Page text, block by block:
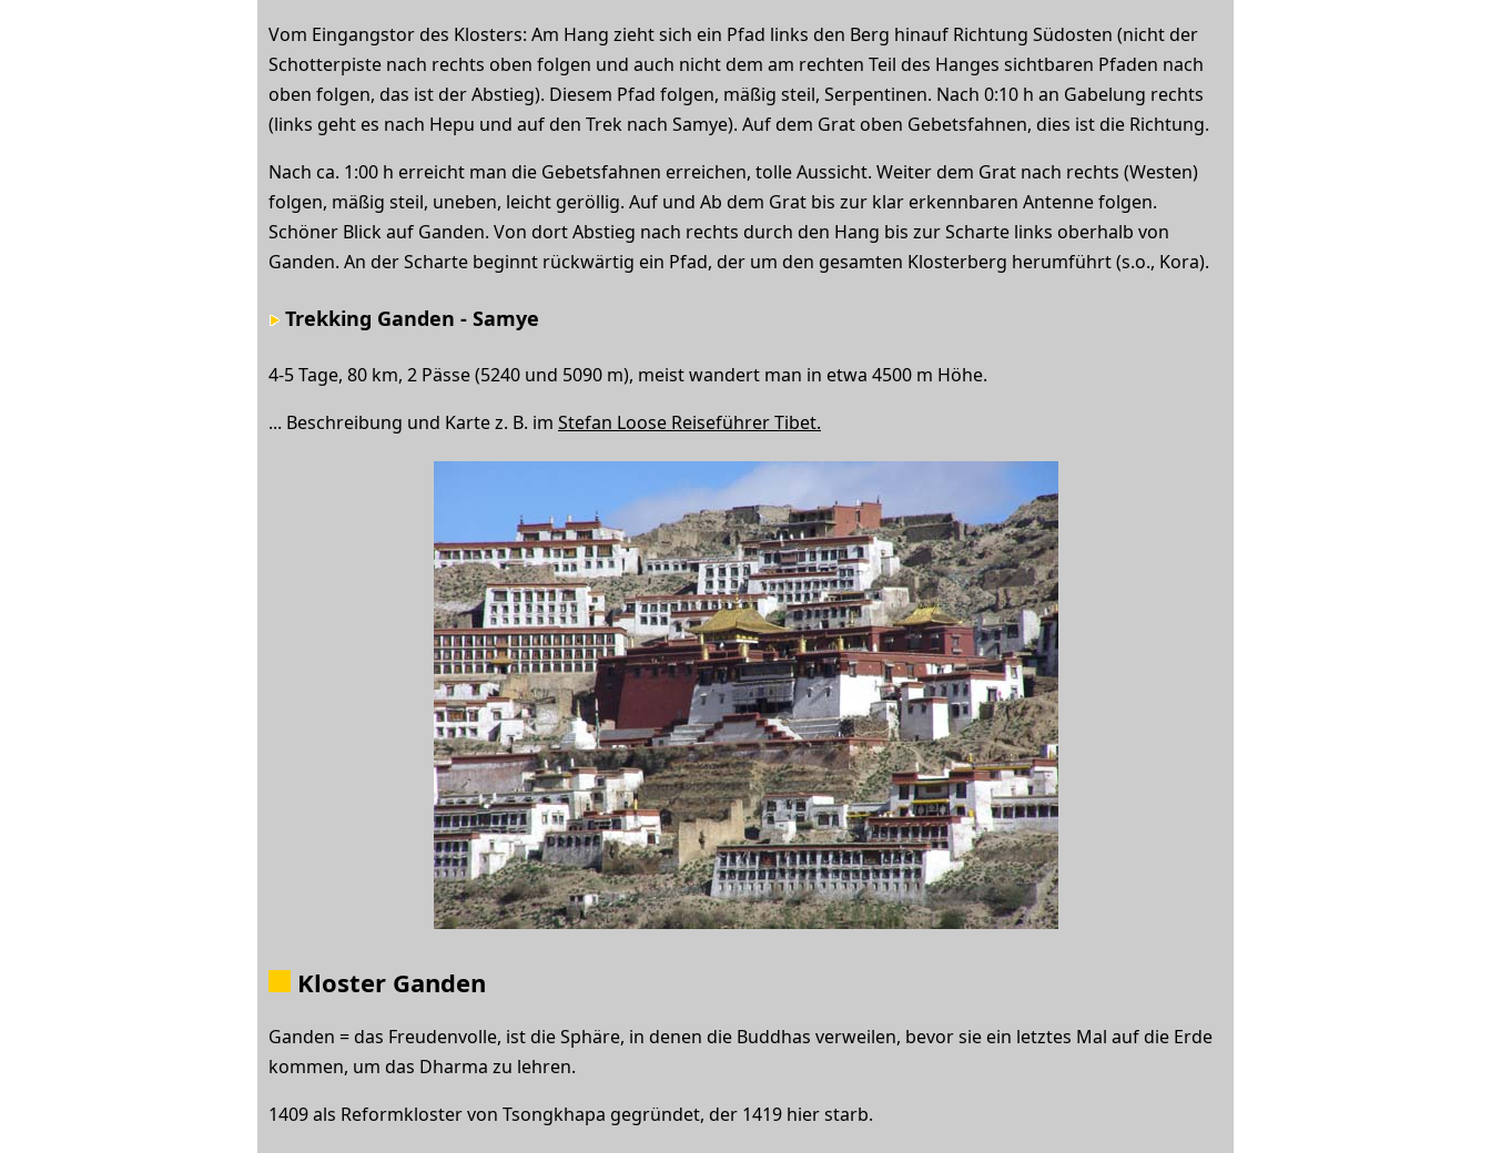
Vom Eingangstor des Klosters: Am Hang zieht sich ein Pfad links den Berg hinauf Richtung Südosten (nicht der
Schotterpiste nach rechts oben folgen und auch nicht dem am rechten Teil des Hanges sichtbaren Pfaden nach
oben folgen, das ist der Abstieg). Diesem Pfad folgen, mäßig steil, Serpentinen. Nach 0:10 h an Gabelung rechts
(links geht es nach Hepu und auf den Trek nach Samye). Auf dem Grat oben Gebetsfahnen, dies ist die Richtung.
Nach ca. 1:00 h erreicht man die Gebetsfahnen erreichen, tolle Aussicht. Weiter dem Grat nach rechts (Westen)
folgen, mäßig steil, uneben, leicht geröllig. Auf und Ab dem Grat bis zur klar erkennbaren Antenne folgen.
Schöner Blick auf Ganden. Von dort Abstieg nach rechts durch den Hang bis zur Scharte links oberhalb von
Ganden. An der Scharte beginnt rückwärtig ein Pfad, der um den gesamten Klosterberg herumführt (s.o., Kora).
Trekking Ganden - Samye
4-5 Tage, 80 km, 2 Pässe (5240 und 5090 m), meist wandert man in etwa 4500 m Höhe.
... Beschreibung und Karte z. B. im Stefan Loose Reiseführer Tibet.
Kloster Ganden
Ganden = das Freudenvolle, ist die Sphäre, in denen die Buddhas verweilen, bevor sie ein letztes Mal auf die Erde
kommen, um das Dharma zu lehren.
1409 als Reformkloster von Tsongkhapa gegründet, der 1419 hier starb.